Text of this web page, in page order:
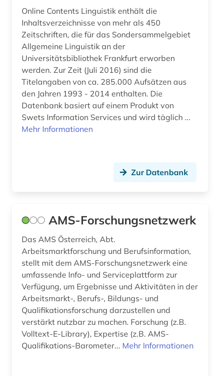
bibliothek (8)
bibliotheksgeschichte (1)
bibliotheksgeschichte (1)
bibliothekskataloge (1)
bibliotheksrecht (1)
bibliothekswesen (7)
bilddatenbank (2)
bildung (8)
bildung in der sozialarbeit (1)
bildungsforschung (6)
bildungsgeschichte (2)
bildungspolitik (1)
Online Contents Linguistik enthält die
Inhaltsverzeichnisse von mehr als 450
Zeitschriften, die für das Sondersammelgebiet
Allgemeine Linguistik an der
Universitätsbibliothek Frankfurt erworben
werden. Zur Zeit (Juli 2016) sind die
Titelangaben von ca. 285.000 Aufsätzen aus
den Jahren 1993 - 2014 enthalten. Die
Datenbank basiert auf einem Produkt von
Swets Information Services und wird täglich ...
Mehr Informationen
Zur Datenbank
AMS-Forschungsnetzwerk
Das AMS Österreich, Abt.
Arbeitsmarktforschung und Berufsinformation,
stellt mit dem AMS-Forschungsnetzwerk eine
umfassende Info- und Serviceplattform zur
Verfügung, um Ergebnisse und Aktivitäten in der
Arbeitsmarkt-, Berufs-, Bildungs- und
Qualifikationsforschung darzustellen und
verstärkt nutzbar zu machen. Forschung (z.B.
Volltext-E-Library), Expertise (z.B. AMS-
Qualifikations-Barometer... Mehr Informationen